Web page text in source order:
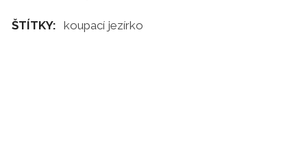
ŠTÍTKY: koupací jezírko